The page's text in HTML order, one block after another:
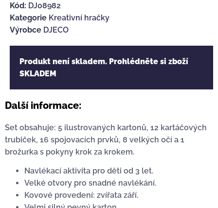
Kód: DJ08982
Kategorie Kreativní hračky
Výrobce DJECO
Produkt není skladem. Prohlédněte si zboží
SKLADEM
Další informace:
Set obsahuje: 5 ilustrovaných kartonů, 12 kartáčových
trubiček, 16 spojovacích prvků, 8 velkých očí a 1
brožurka s pokyny krok za krokem.
Navlékací aktivita pro děti od 3 let.
Velké otvory pro snadné navlékání.
Kovové provedení: zvířata září.